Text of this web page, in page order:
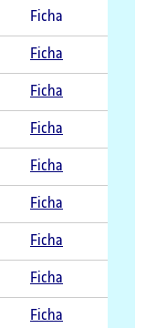
Ficha
Ficha
Ficha
Ficha
Ficha
Ficha
Ficha
Ficha
Ficha